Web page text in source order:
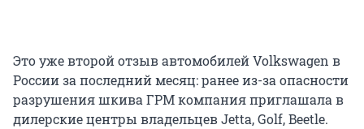
Это уже второй отзыв автомобилей Volkswagen в
России за последний месяц: ранее из-за опасности
разрушения шкива ГРМ компания приглашала в
дилерские центры владельцев Jetta, Golf, Beetle.